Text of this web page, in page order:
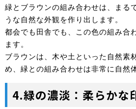
緑とブラウンの組み合わせは、まる
うな自然な外観を作り出します。
都会でも田舎でも、この色の組み合
ます。
ブラウンは、木や土といった自然素
め、緑との組み合わせは非常に自然
4.緑の濃淡：柔らかな